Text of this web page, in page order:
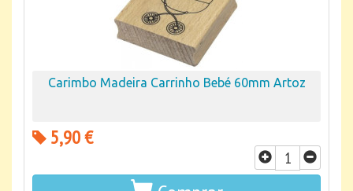
Carimbo Madeira Carrinho Bebé 60mm Artoz
5,90 €